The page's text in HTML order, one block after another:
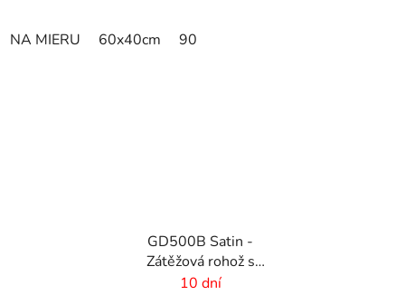
NA MIERU 60x40cm 90x60cm
GD500B Satin -
Zátěžová rohož s
digitálnou potlačou a
10 dní